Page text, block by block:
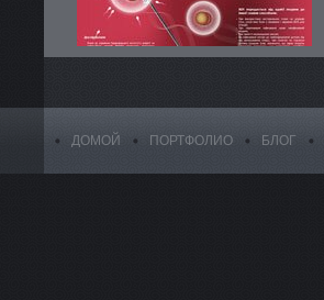
ДОМОЙ ПОРТФОЛИО БЛОГ